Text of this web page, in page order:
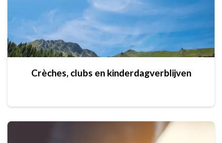
Crèches, clubs en kinderdagverblijven